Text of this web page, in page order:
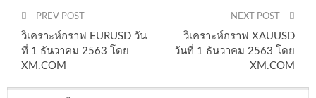
PREV POST
วิเคราะห์กราฟ EURUSD วัน
ที่ 1 ธันวาคม 2563 โดย
XM.COM
NEXT POST
วิเคราะห์กราฟ XAUUSD
วันที่ 1 ธันวาคม 2563 โดย
XM.COM